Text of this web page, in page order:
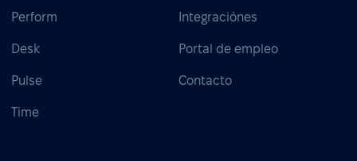
Perform
Desk
Pulse
Time
Integraciónes
Portal de empleo
Contacto